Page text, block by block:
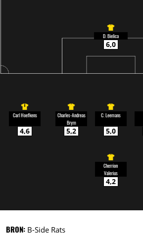
D. Bielica
6,0
Carl Hoefkens
4,6
Charles-Andreas
Brym
5,2
C. Leemans
5,0
Cherrion
Valerius
4,2
BRON: B-Side Rats